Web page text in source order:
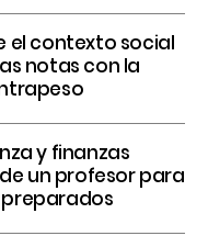
el contexto social
notas con la
y finanzas
un profesor para